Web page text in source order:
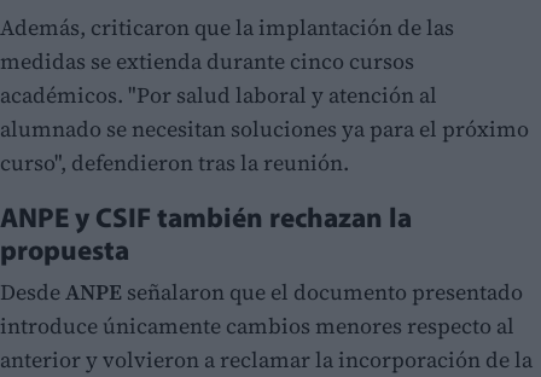
Además, criticaron que la implantación de las
medidas se extienda durante cinco cursos
académicos. "Por salud laboral y atención al
alumnado se necesitan soluciones ya para el próximo
curso", defendieron tras la reunión.
ANPE y CSIF también rechazan la
propuesta
DesdeANPE señalaron que el documento presentado
introduce únicamente cambios menores respecto al
anterior y volvieron a reclamar la incorporación de la